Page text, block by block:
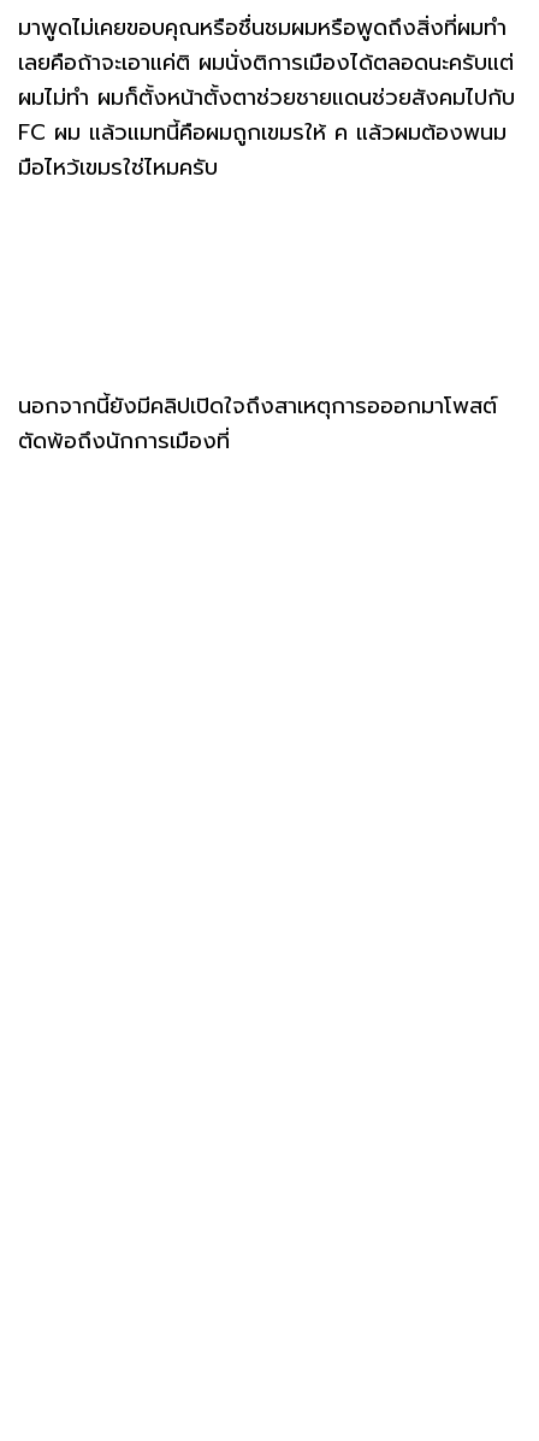
มาพูดไม่เคยขอบคุณหรือชื่นชมผมหรือพูดถึงสิ่งที่ผมทำ
เลยคือถ้าจะเอาแค่ติ ผมนั่งติการเมืองได้ตลอดนะครับแต่
ผมไม่ทำ ผมก็ตั้งหน้าตั้งตาช่วยชายแดนช่วยสังคมไปกับ
FC ผม แล้วแมทนี้คือผมถูกเขมรให้ ค แล้วผมต้องพนม
มือไหว้เขมรใช่ไหมครับ
นอกจากนี้ยังมีคลิปเปิดใจถึงสาเหตุการอออกมาโพสต์
ตัดพ้อถึงนักการเมืองที่